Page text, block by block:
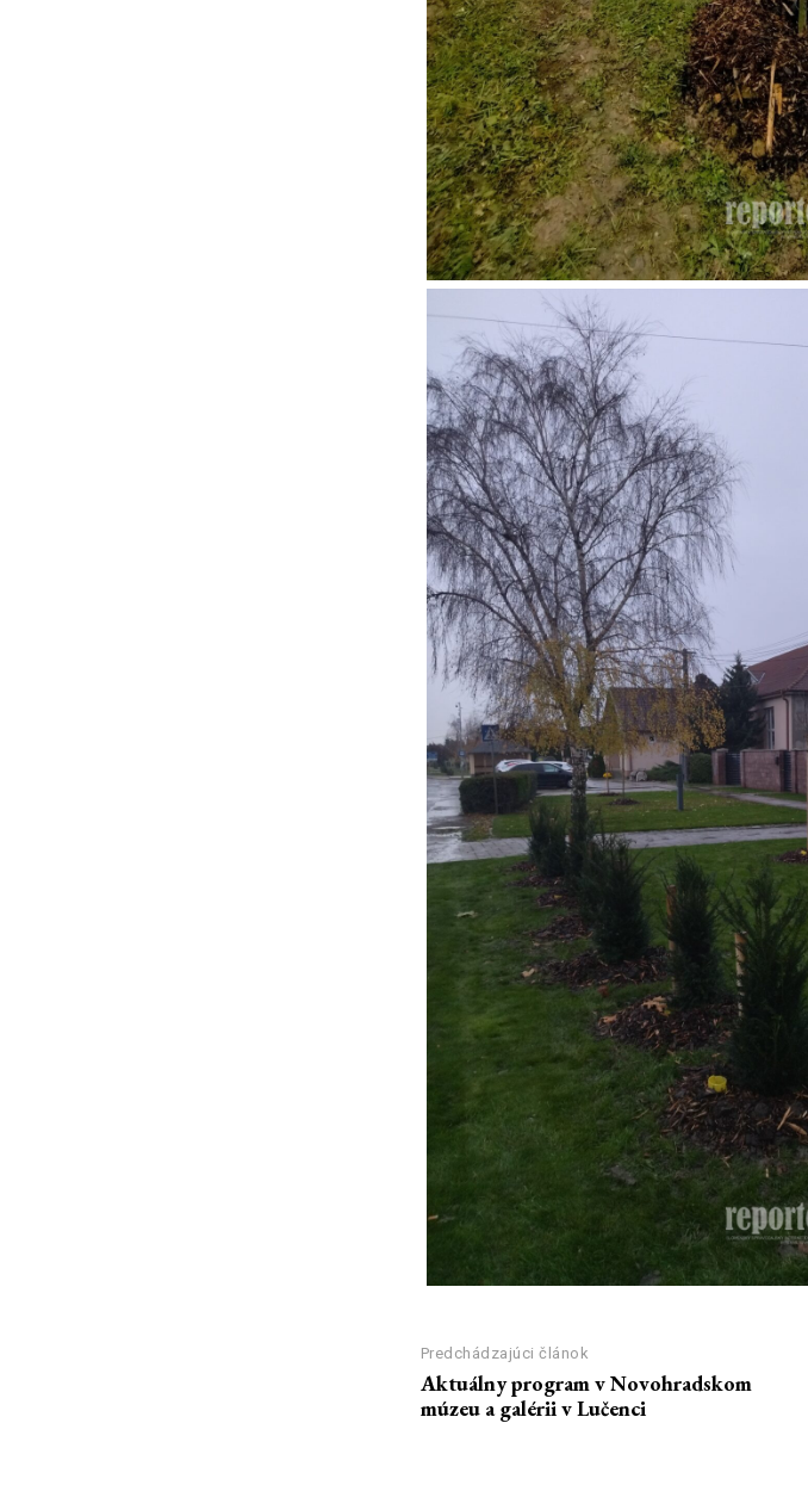
Predchádzajúci článok
Aktuálny program v Novohradskom
múzeu a galérii v Lučenci